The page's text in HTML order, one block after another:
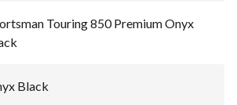
Touring 850 Premium Onyx
Black